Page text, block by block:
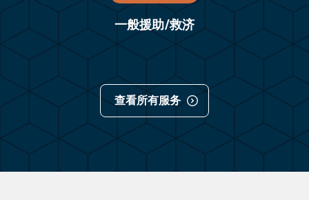
一般援助/救济
查看所有服务